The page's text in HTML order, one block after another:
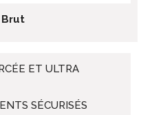
Brut
ET ULTRA
SÉCURISÉS